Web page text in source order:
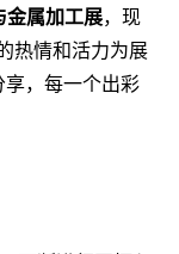
金属加工展，现
热情和活力为展
享，每一个出彩